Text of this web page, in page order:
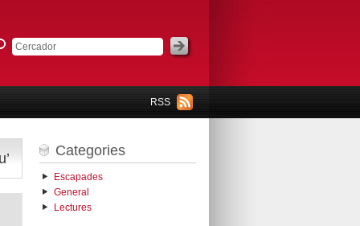
RSS
Categories
Escapades
General
Lectures